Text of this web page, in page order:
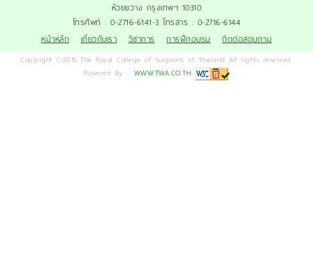
ห้วยขวาง กรุงเทพฯ 10310
โทรศัพท์ : 0-2716-6141-3 โทรสาร : 0-2716-6144
หน้าหลัก
เกี่ยวกับเรา วิชาการ การฝึกอบรม ติดต่อสอบถาม
Copyright ©2015 The Royal College of Surgeons of Thailand All rights reserved.
Powered By :: WWW.TWA.CO.TH